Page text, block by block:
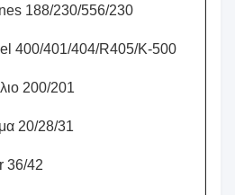
188/230/556/230
400/401/404/R405/K-500
200/201
20/28/31
36/42